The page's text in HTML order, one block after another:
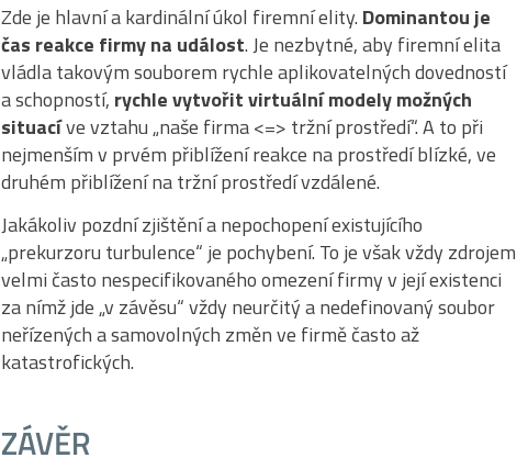
Zde je hlavní a kardinální úkol firemní elity. Dominantou je
čas reakce firmy na událost. Je nezbytné, aby firemní elita
vládla takovým souborem rychle aplikovatelných dovedností
a schopností, rychle vytvořit virtuální modely možných
situacíve vztahu „naše firma <=> tržní prostředí“. A to při
nejmenším v prvém přiblížení reakce na prostředí blízké, ve
druhém přiblížení na tržní prostředí vzdálené.
Jakákoliv pozdní zjištění a nepochopení existujícího
„prekurzoru turbulence“ je pochybení. To je však vždy zdrojem
velmi často nespecifikovaného omezení firmy v její existenci
za nímž jde „v závěsu“ vždy neurčitý a nedefinovaný soubor
neřízených a samovolných změn ve firmě často až
katastrofických.
ZÁVĚR